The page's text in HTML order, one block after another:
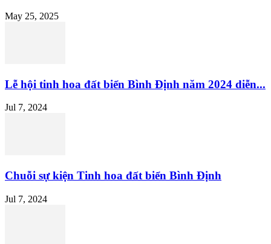
May 25, 2025
Lễ hội tinh hoa đất biển Bình Định năm 2024 diễn...
Jul 7, 2024
Chuỗi sự kiện Tinh hoa đất biển Bình Định
Jul 7, 2024